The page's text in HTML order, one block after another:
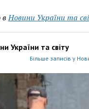
в Новини України та
України та світу
Більше записів у